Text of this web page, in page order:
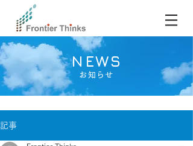
記事
NEWS
お知らせ